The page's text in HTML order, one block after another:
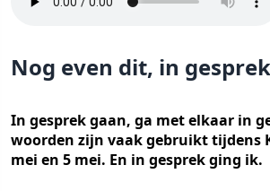
Nog even dit, in gesprek
In gesprek gaan, ga met elkaar in
woorden zijn vaak gebruikt tijdens
mei en 5 mei. En in gesprek ging ik.